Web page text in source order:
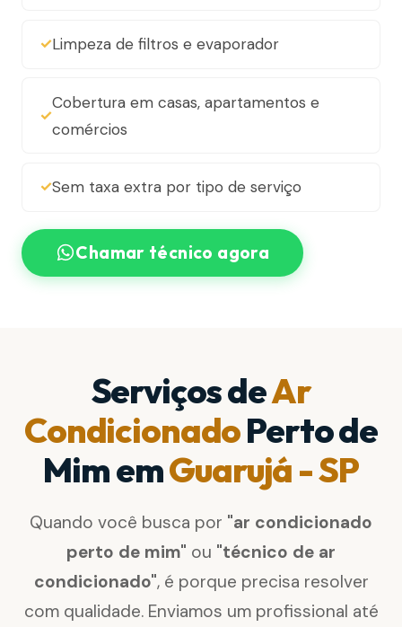
Limpeza de filtros e evaporador
Cobertura em casas, apartamentos e
comércios
Sem taxa extra por tipo de serviço
Chamar técnico agora
Serviços deAr
CondicionadoPerto de
Mim emGuarujá - SP
Quando você busca por "ar condicionado
perto de mim" ou "técnico de ar
condicionado", é porque precisa resolver
com qualidade. Enviamos um profissional até